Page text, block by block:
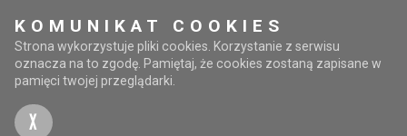
KOMUNIKAT COOKIES
Strona wykorzystuje pliki cookies. Korzystanie z serwisu
oznacza na to zgodę. Pamiętaj, że cookies zostaną zapisane w
pamięci twojej przeglądarki.
X